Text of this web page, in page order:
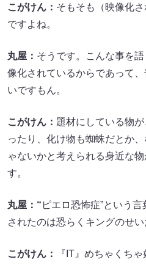
こがけん： そもそも（映像化
ですよね。
丸屋： そうです。こんな事を
像化されているからであって
いですもん。
こがけん： 題材にしている物
ったり、化け物も蜘蛛だとか
ゃないかと考えられる身近な
す。
丸屋：“ ピエロ恐怖症”という
されたのは恐らくキングのせい
こがけん： 『IT』めちゃくちゃ